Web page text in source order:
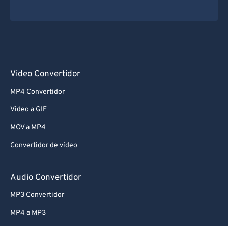
Video Convertidor
MP4 Convertidor
Video a GIF
MOV a MP4
Convertidor de vídeo
Audio Convertidor
MP3 Convertidor
MP4 a MP3